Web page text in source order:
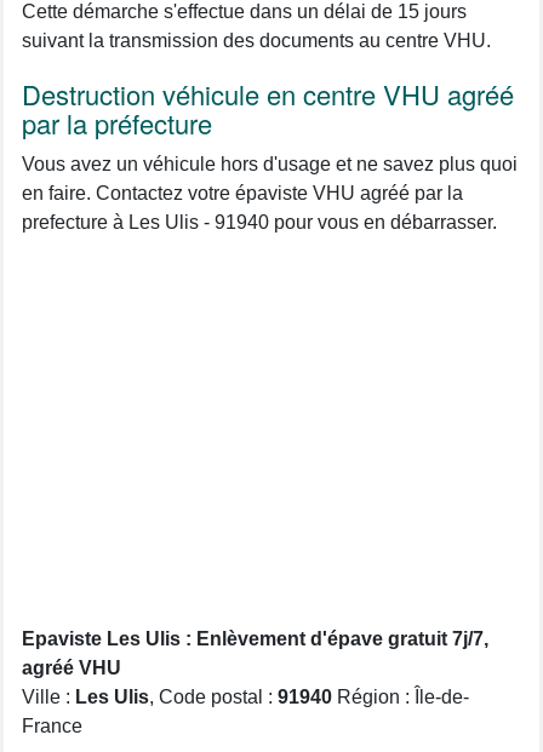
Cette démarche s'effectue dans un délai de 15 jours
suivant la transmission des documents au centre VHU.
Destruction véhicule en centre VHU agréé
par la préfecture
Vous avez un véhicule hors d'usage et ne savez plus quoi
en faire. Contactez votre épaviste VHU agréé par la
prefecture à Les Ulis - 91940 pour vous en débarrasser.
Epaviste Les Ulis : Enlèvement d'épave gratuit 7j/7,
agréé VHU
Ville : Les Ulis, Code postal : 91940 Région : Île-de-
France